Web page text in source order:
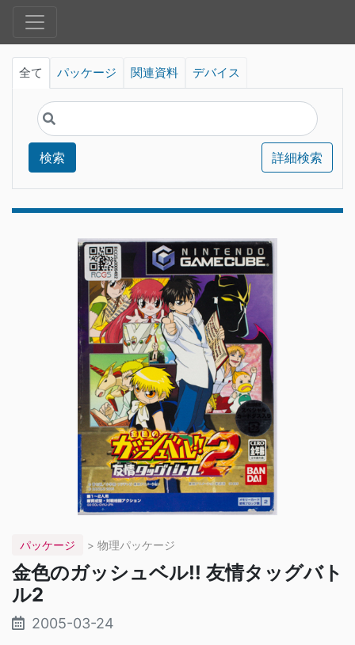
全て パッケージ 関連資料 デバイス
検索 詳細検索
パッケージ > 物理パッケージ
金色のガッシュベル!! 友情タッグバト
ル2
2005-03-24